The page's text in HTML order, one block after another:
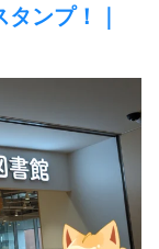
ンプ！｜